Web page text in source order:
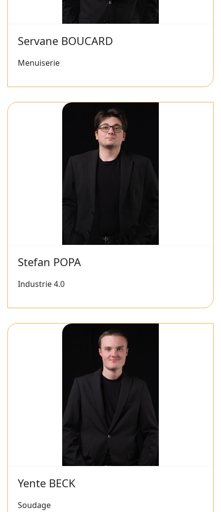
Servane BOUCARD
Menuiserie
Stefan POPA
Industrie 4.0
Yente BECK
Soudage